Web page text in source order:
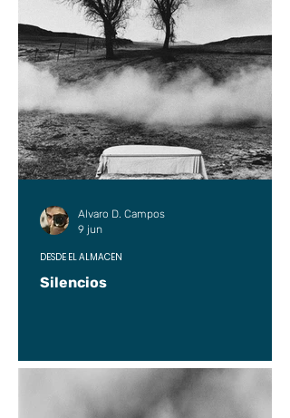
Silencios
DESDE EL ALMACÉN
Alvaro D. Campos
9 jun